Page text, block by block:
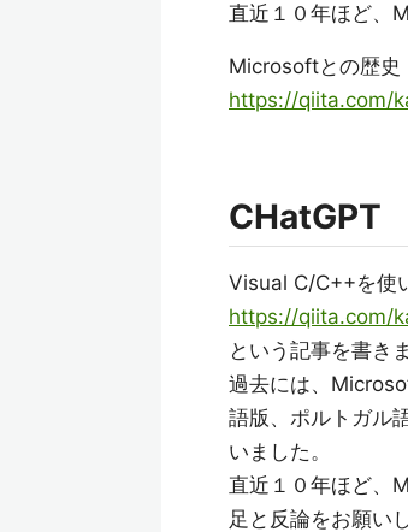
直近１０年ほど、
Microsoftとの歴
https://qiita.com/
CHatGPT
Visual C/C++を使
https://qiita.com/
という記事を書き
過去には、
語版、ポルトガル
いました。
直近１０年ほど、
足と反論をお願い